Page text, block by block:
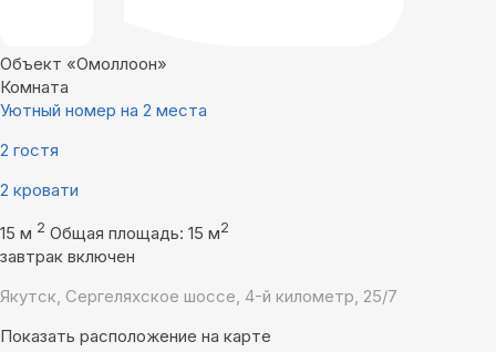
Объект «Омоллоон»
Комната
Уютный номер на 2 места
2 гостя
2 кровати
15 м 2 Общая площадь: 15 м2
завтрак включен
Якутск, Сергеляхское шоссе, 4-й километр, 25/7
Показать расположение на карте